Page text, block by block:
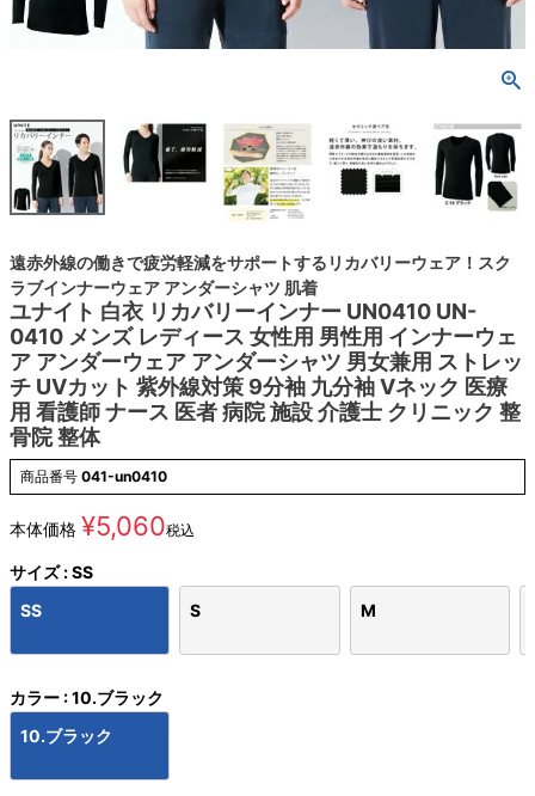
遠赤外線の働きで疲労軽減をサポートするリカバリーウェア！スク
ラブインナーウェア アンダーシャツ 肌着
ユナイト 白衣 リカバリーインナー UN0410 UN-
0410 メンズ レディース 女性用 男性用 インナーウェ
ア アンダーウェア アンダーシャツ 男女兼用 ストレッ
チ UVカット 紫外線対策 9分袖 九分袖 Vネック 医療
用 看護師 ナース 医者 病院 施設 介護士 クリニック 整
骨院 整体
商品番号 041-un0410
本体価格 ¥5,060税込
サイズ SS
SS
S M
カラー 10.ブラック
10.ブラック